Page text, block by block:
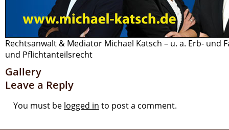
Rechtsanwalt & Mediator Michael Katsch – u. a. Erb- und
und Pflichtanteilsrecht
Gallery
Leave a Reply
You must be logged in to post a comment.